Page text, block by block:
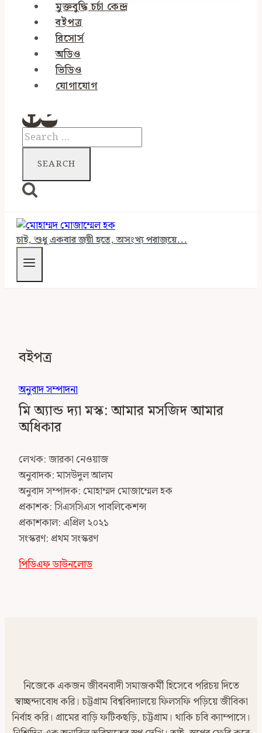
মুক্তবুদ্ধি চর্চা কেন্দ্র
বইপত্র
রিসোর্স
অডিও
ভিডিও
যোগাযোগ
Search
for:
চাই, শুধু একবার জয়ী হতে, অসংখ্য পরাজয়ে...
বইপত্র
অনুবাদ সম্পাদনা
মি অ্যান্ড দ্যা মস্ক: আমার মসজিদ আমার
অধিকার
লেখক: জারকা নেওয়াজ
অনুবাদক: মাসউদুল আলম
অনুবাদ সম্পাদক: মোহাম্মদ মোজাম্মেল হক
প্রকাশক: সিএসসিএস পাবলিকেশন্স
প্রকাশকাল: এপ্রিল ২০২১
সংস্করণ: প্রথম সংস্করণ
পিডিএফ ডাউনলোড
নিজেকে একজন জীবনবাদী সমাজকর্মী হিসেবে পরিচয় দিতে
স্বাচ্ছন্দ্যবোধ করি। চট্টগ্রাম বিশ্ববিদ্যালয়ে ফিলসফি পড়িয়ে জীবিকা
নির্বাহ করি। গ্রামের বাড়ি ফটিকছড়ি, চট্টগ্রাম। থাকি চবি ক্যাম্পাসে।